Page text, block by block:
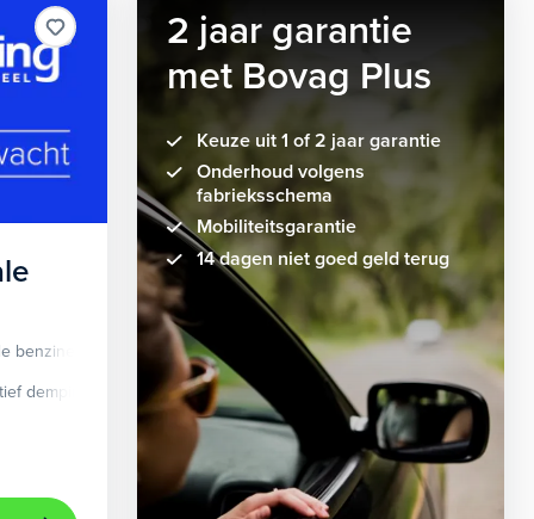
cruise control adaptief dodehoek detectie
elektrisch
benzine
Automaat
demping systeem Apple Carplay/Android Auto
audio
2 jaar garantie
met Bovag Plus
Keuze uit 1 of 2 jaar garantie
Onderhoud volgens
fabrieksschema
Mobiliteitsgarantie
14 dagen niet goed geld terug